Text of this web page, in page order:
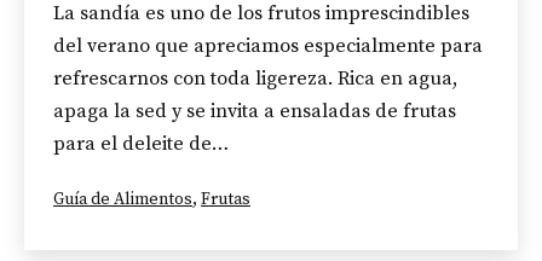
La sandía es uno de los frutos imprescindibles
del verano que apreciamos especialmente para
refrescarnos con toda ligereza. Rica en agua,
apaga la sed y se invita a ensaladas de frutas
para el deleite de…
Categorizado
Guía de Alimentos, Frutas